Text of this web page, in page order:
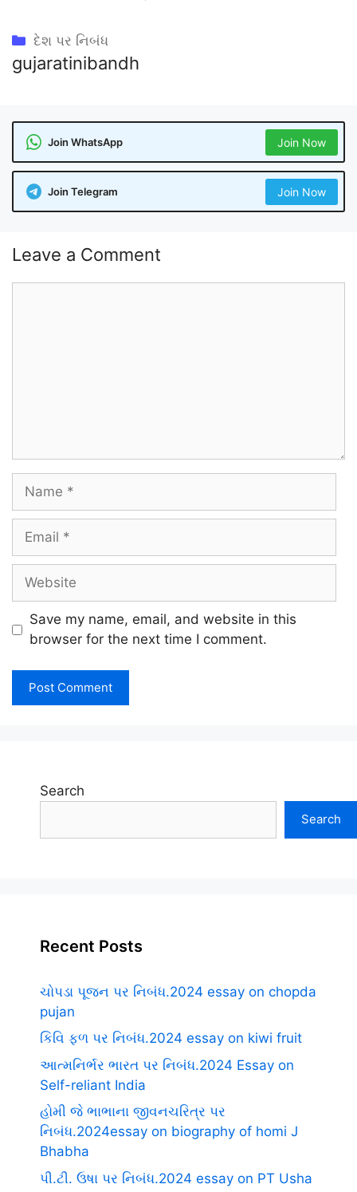
Categories
દેશ પર નિબંધ
gujaratinibandh
Join WhatsApp Join Now
Join Telegram Join Now
Leave a Comment
Name
Email
Website
Save my name, email, and website in this
browser for the next time I comment.
Search
Search
Recent Posts
ચોપડા પૂજન પર નિબંધ.2024 essay on chopda
pujan
કિવિ ફળ પર નિબંધ.2024 essay on kiwi fruit
આત્મનિર્ભર ભારત પર નિબંધ.2024 Essay on
Self-reliant India
હોમી જે ભાભાના જીવનચરિત્ર પર
નિબંધ.2024essay on biography of homi J
Bhabha
પી.ટી. ઉષા પર નિબંધ.2024 essay on PT Usha